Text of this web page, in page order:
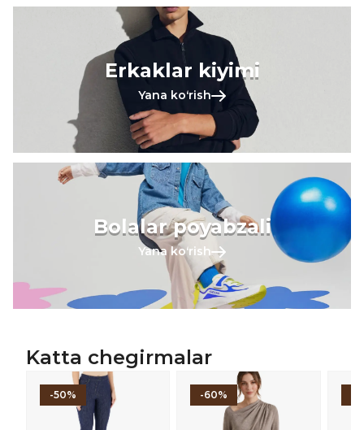
Erkaklar kiyimi
Yana koʻrish
Bolalar poyabzali
Yana koʻrish
Katta chegirmalar
-50% -60%